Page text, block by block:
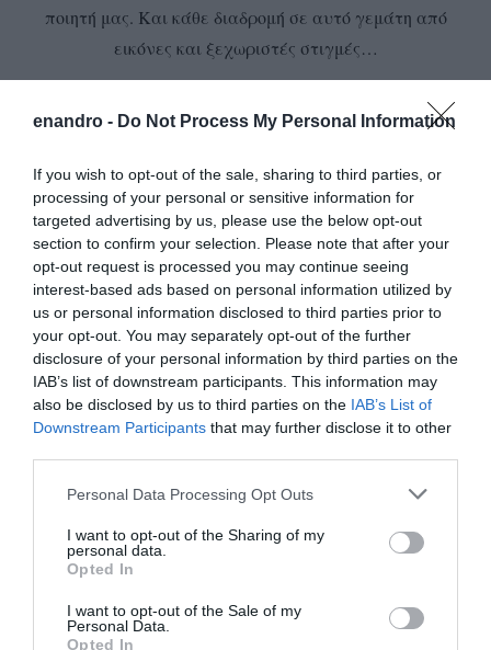
enandro - Do Not Process My Personal Information
If you wish to opt-out of the sale, sharing to third parties, or
processing of your personal or sensitive information for
targeted advertising by us, please use the below opt-out
section to confirm your selection. Please note that after your
opt-out request is processed you may continue seeing
interest-based ads based on personal information utilized by
us or personal information disclosed to third parties prior to
your opt-out. You may separately opt-out of the further
disclosure of your personal information by third parties on the
IAB’s list of downstream participants. This information may
also be disclosed by us to third parties on the IAB’s List of
Downstream Participants that may further disclose it to other
Please note that this website/app uses one or more Google
not limited to your visit or usage behaviour. You may click to
grant or deny consent to Google and its third-party tags to
use your data for below specified purposes in below Google
consent section.
Personal Data Processing Opt Outs
I want to opt-out of the Sharing of my
personal data.
Opted In
I want to opt-out of the Sale of my
Personal Data.
Opted In
ποιητή μας. Και κάθε διαδρομή σε αυτό γεμάτη από
εικόνες και ξεχωριστές στιγμές…
ΑΦΉΣΤΕ ΈΝΑ ΣΧΌΛΙΟ
Η ηλ. διεύθυνση σας δεν δημοσιεύεται. Τα υποχρεωτικά πεδία
σημειώνονται με*